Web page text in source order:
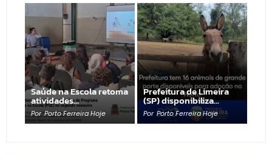
Saúde na Escola retoma
atividades…
Por Porto Ferreira Hoje
Prefeitura de Limeira
(SP) disponibiliza…
Por Porto Ferreira Hoje